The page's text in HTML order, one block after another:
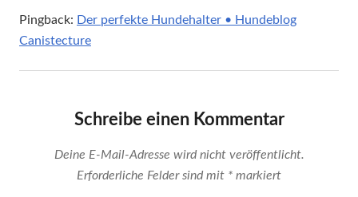
Pingback: Der perfekte Hundehalter • Hundeblog
Canistecture
Schreibe einen Kommentar
Deine E-Mail-Adresse wird nicht veröffentlicht.
Erforderliche Felder sind mit * markiert